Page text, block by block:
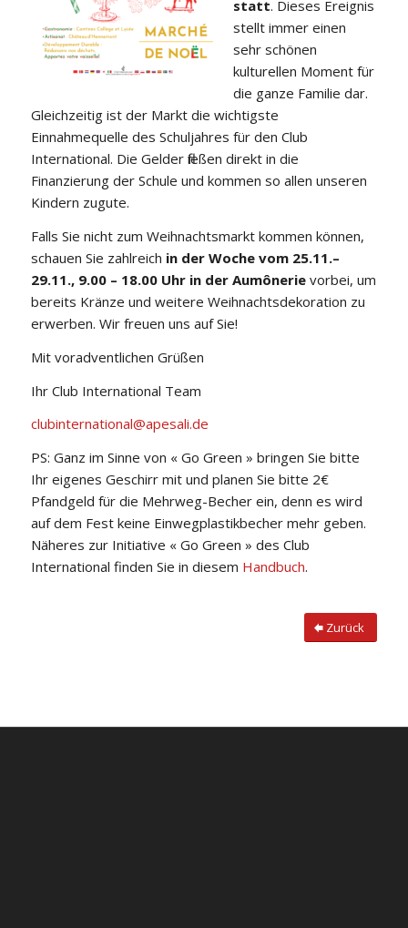
statt. Dieses Ereignis
stellt immer einen
sehr schönen
kulturellen Moment für
die ganze Familie dar.
Gleichzeitig ist der Markt die wichtigste
Einnahmequelle des Schuljahres für den Club
International. Die Gelder fließen direkt in die
Finanzierung der Schule und kommen so allen unseren
Kindern zugute.
Falls Sie nicht zum Weihnachtsmarkt kommen können,
schauen Sie zahlreich in der Woche vom 25.11.–
29.11., 9.00 – 18.00 Uhr in der Aumônerie vorbei, um
bereits Kränze und weitere Weihnachtsdekoration zu
erwerben. Wir freuen uns auf Sie!
Mit voradventlichen Grüßen
Ihr Club International Team
clubinternational@apesali.de
PS: Ganz im Sinne von « Go Green » bringen Sie bitte
Ihr eigenes Geschirr mit und planen Sie bitte 2€
Pfandgeld für die Mehrweg-Becher ein, denn es wird
auf dem Fest keine Einwegplastikbecher mehr geben.
Näheres zur Initiative « Go Green » des Club
International finden Sie in diesem Handbuch.
Zurück